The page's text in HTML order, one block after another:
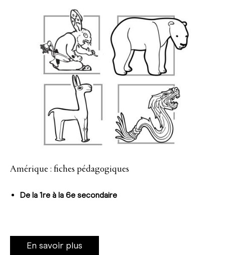
Amérique : fiches pédagogiques
De la 1re à la 6e secondaire
En savoir plus